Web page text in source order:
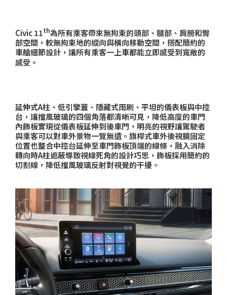
Civic 11th為所有乘客帶來無拘束的頭部、腿部、肩膀和臀
部空間，較無拘束地的縱向與橫向移動空間，搭配簡約的
車艙細節設計，讓所有乘客一上車都能立即感受到寬敞的
感受。
延伸式A柱、低引擎蓋、隱藏式雨刷、平坦的儀表板與中控
台，讓擋風玻璃的四個角落都清晰可見，降低高度的車門
內飾板實現從儀表板延伸到後車門，明亮的視野讓駕駛者
與乘客可以對車外景物一覽無遺。旗桿式車外後視鏡固定
位置也整合中控台延伸至車門飾板頂端的線條，融入消除
轉向時A柱遮蔽導致視線死角的設計巧思，飾板採用簡約的
切割線，降低擋風玻璃反射對視覺的干擾。